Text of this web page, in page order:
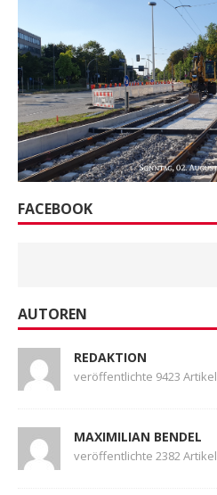
FACEBOOK
AUTOREN
REDAKTION
veröffentlichte 9423 Artikel
MAXIMILIAN BENDEL
veröffentlichte 2382 Artikel